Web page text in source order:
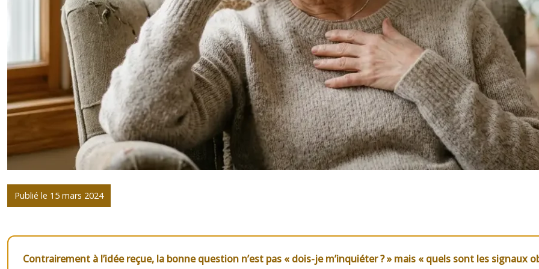
Publié le 15 mars 2024
Contrairement à l’idée reçue, la bonne question n’est pas « dois-je m’inquiéter ? » mais « quels sont les signaux